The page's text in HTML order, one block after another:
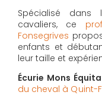
Spécialisé dans
cavaliers, ce
Fonsegrives
enfants et
leur taille et
Écurie Mons
du cheval à Quint-